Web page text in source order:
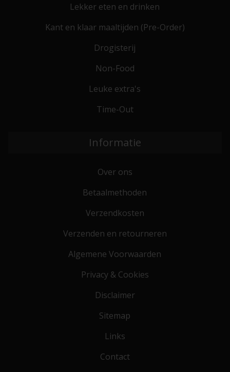
Lekker eten en drinken
Kant en klaar maaltijden (Pre-Order)
Drogisterij
Non-Food
Leuke extra's
Time-Out
Informatie
Over ons
Betaalmethoden
Verzendkosten
Verzenden en retourneren
Algemene Voorwaarden
Privacy & Cookies
Disclaimer
Sitemap
Links
Contact